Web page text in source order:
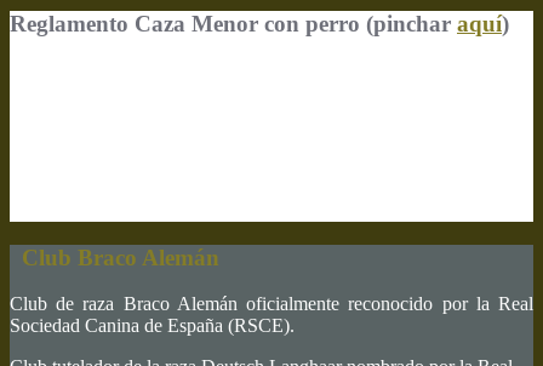
Reglamento Caza Menor con perro (pinchar aquí)
Club Braco Alemán
Club de raza Braco Alemán oficialmente reconocido por la Real
Sociedad Canina de España (RSCE).